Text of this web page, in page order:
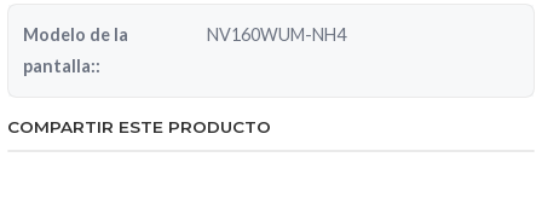
Modelo de la
pantalla::
NV160WUM-NH4
COMPARTIR ESTE PRODUCTO